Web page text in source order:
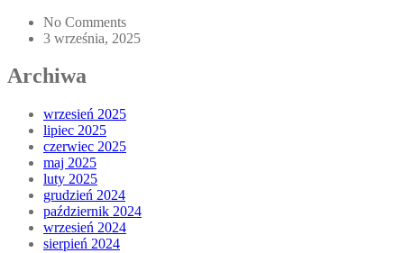
No Comments
3 września, 2025
Archiwa
wrzesień 2025
lipiec 2025
czerwiec 2025
maj 2025
luty 2025
grudzień 2024
październik 2024
wrzesień 2024
sierpień 2024